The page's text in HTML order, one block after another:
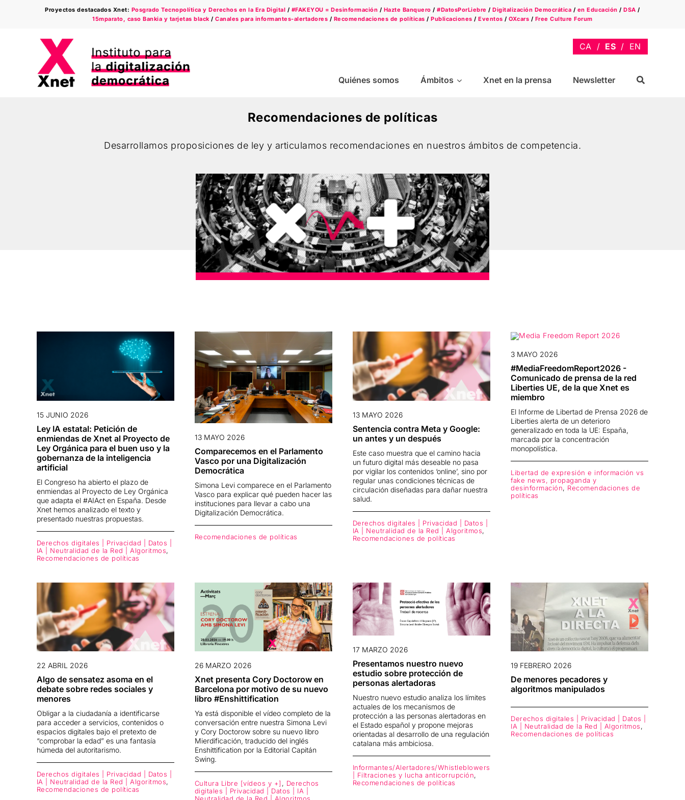
Proyectos destacados Xnet: Posgrado Tecnopolítica y Derechos en la Era Digital / #FAKEYOU = Desinformación / Hazte Banquero /#DatosPorLiebre /Digitalización Democrática / en Educación /DSA /
15mparato, caso Bankia y tarjetas black /Canales para informantes-alertadores / Recomendaciones de políticas /Publicaciones /Eventos /OXcars / Free Culture Forum
Quiénes somos Ámbitos Xnet en la prensa Newsletter
Recomendaciones de políticas
Desarrollamos proposiciones de ley y articulamos recomendaciones en nuestros ámbitos de competencia.
15 JUNIO 2026
Ley IA estatal: Petición de
enmiendas de Xnet al Proyecto de
Ley Orgánica para el buen uso y la
gobernanza de la inteligencia
artificial
El Congreso ha abierto el plazo de
enmiendas al Proyecto de Ley Orgánica
que adapta el #AIAct en España. Desde
Xnet hemos analizado el texto y
presentado nuestras propuestas.
Derechos digitales | Privacidad | Datos |
IA | Neutralidad de la Red | Algoritmos,
Recomendaciones de políticas
13 MAYO 2026
Comparecemos en el Parlamento
Vasco por una Digitalización
Democrática
Simona Levi comparece en el Parlamento
Vasco para explicar qué pueden hacer las
instituciones para llevar a cabo una
Digitalización Democrática.
Recomendaciones de políticas
13 MAYO 2026
Sentencia contra Meta y Google:
un antes y un después
Este caso muestra que el camino hacia
un futuro digital más deseable no pasa
por vigilar los contenidos ‘online’, sino por
regular unas condiciones técnicas de
circulación diseñadas para dañar nuestra
salud.
Derechos digitales | Privacidad | Datos |
IA | Neutralidad de la Red | Algoritmos,
Recomendaciones de políticas
3 MAYO 2026
#MediaFreedomReport2026 -
Comunicado de prensa de la red
Liberties UE, de la que Xnet es
miembro
El Informe de Libertad de Prensa 2026 de
Liberties alerta de un deterioro
generalizado en toda la UE: España,
marcada por la concentración
monopolística.
Libertad de expresión e información vs
fake news, propaganda y
desinformación, Recomendaciones de
políticas
22 ABRIL 2026
Algo de sensatez asoma en el
debate sobre redes sociales y
menores
Obligar a la ciudadanía a identificarse
para acceder a servicios, contenidos o
espacios digitales bajo el pretexto de
“comprobar la edad” es una fantasía
húmeda del autoritarismo.
Derechos digitales | Privacidad | Datos |
IA | Neutralidad de la Red | Algoritmos,
Recomendaciones de políticas
26 MARZO 2026
Xnet presenta Cory Doctorow en
Barcelona por motivo de su nuevo
libro #Enshittification
Ya está disponible el vídeo completo de la
conversación entre nuestra Simona Levi
y Cory Doctorow sobre su nuevo libro
Mierdificación, traducido del inglés
Enshittification por la Editorial Capitán
Swing.
Cultura Libre [vídeos y +] , Derechos
digitales | Privacidad | Datos | IA |
17 MARZO 2026
Presentamos nuestro nuevo
estudio sobre protección de
personas alertadoras
Nuestro nuevo estudio analiza los límites
actuales de los mecanismos de
protección a las personas alertadoras en
el Estado español y propone mejoras
orientadas al desarrollo de una regulación
catalana más ambiciosa.
Informantes/Alertadores/Whistleblowers
| Filtraciones y lucha anticorrupción,
Recomendaciones de políticas
19 FEBRERO 2026
De menores pecadores y
algoritmos manipulados
Derechos digitales | Privacidad | Datos |
IA | Neutralidad de la Red | Algoritmos,
Recomendaciones de políticas